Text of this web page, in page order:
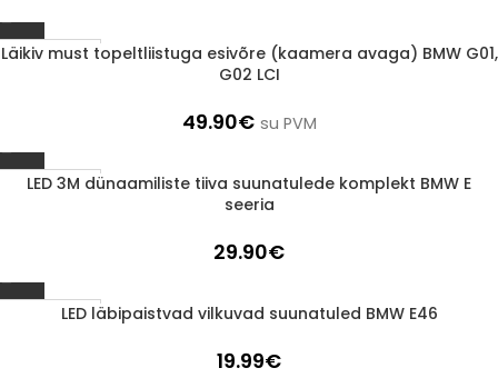
1-3 d.d.
Läikiv must topeltliistuga esivõre (kaamera avaga) BMW G01,
G02 LCI
49.90€ su PVM
1-3 d.d.
LED 3M dünaamiliste tiiva suunatulede komplekt BMW E
seeria
29.90€
1-3 d.d.
LED läbipaistvad vilkuvad suunatuled BMW E46
19.99€